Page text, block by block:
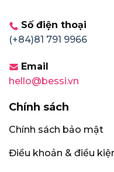
Số điện thoại
(+84)81 791 9966
Email
hello@bessi.vn
Chính sách
Chính sách bảo mật
Điều khoản & điều